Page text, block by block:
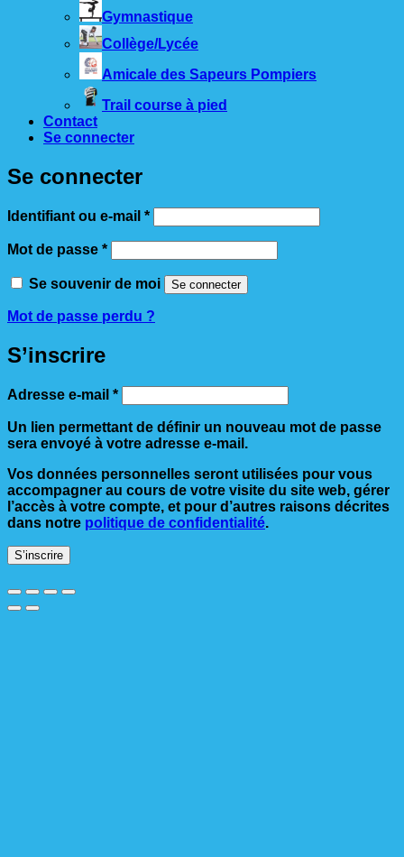
Gymnastique
Collège/Lycée
Amicale des Sapeurs Pompiers
Trail course à pied
Contact
Se connecter
Se connecter
Identifiant ou e-mail *Obligatoire
Mot de passe *Obligatoire
Se souvenir de moi Se connecter
Mot de passe perdu ?
S’inscrire
Adresse e-mail *Obligatoire
Un lien permettant de définir un nouveau mot de passe
sera envoyé à votre adresse e-mail.
Vos données personnelles seront utilisées pour vous
accompagner au cours de votre visite du site web, gérer
l’accès à votre compte, et pour d’autres raisons décrites
dans notre politique de confidentialité.
S’inscrire